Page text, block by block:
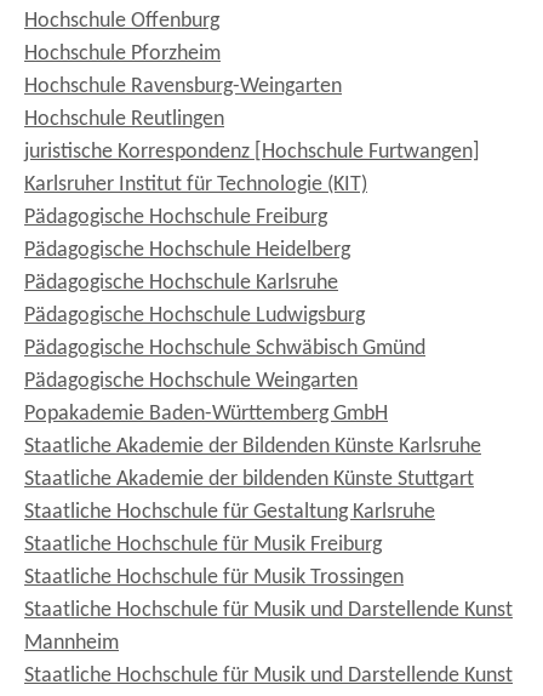
Hochschule Offenburg
Hochschule Pforzheim
Hochschule Ravensburg-Weingarten
Hochschule Reutlingen
juristische Korrespondenz [Hochschule Furtwangen]
Karlsruher Institut für Technologie (KIT)
Pädagogische Hochschule Freiburg
Pädagogische Hochschule Heidelberg
Pädagogische Hochschule Karlsruhe
Pädagogische Hochschule Ludwigsburg
Pädagogische Hochschule Schwäbisch Gmünd
Pädagogische Hochschule Weingarten
Popakademie Baden-Württemberg GmbH
Staatliche Akademie der Bildenden Künste Karlsruhe
Staatliche Akademie der bildenden Künste Stuttgart
Staatliche Hochschule für Gestaltung Karlsruhe
Staatliche Hochschule für Musik Freiburg
Staatliche Hochschule für Musik Trossingen
Staatliche Hochschule für Musik und Darstellende Kunst
Mannheim
Staatliche Hochschule für Musik und Darstellende Kunst